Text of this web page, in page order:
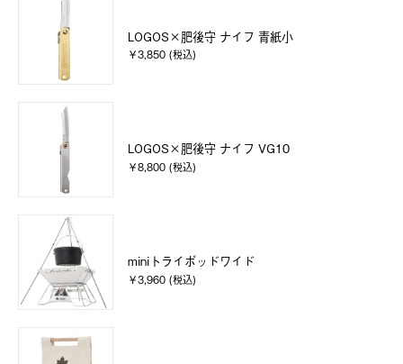
LOGOS×肥後守 ナイフ 青紙小
￥3,850 (税込)
LOGOS×肥後守 ナイフ VG10
￥8,800 (税込)
miniトライポッドワイド
￥3,960 (税込)